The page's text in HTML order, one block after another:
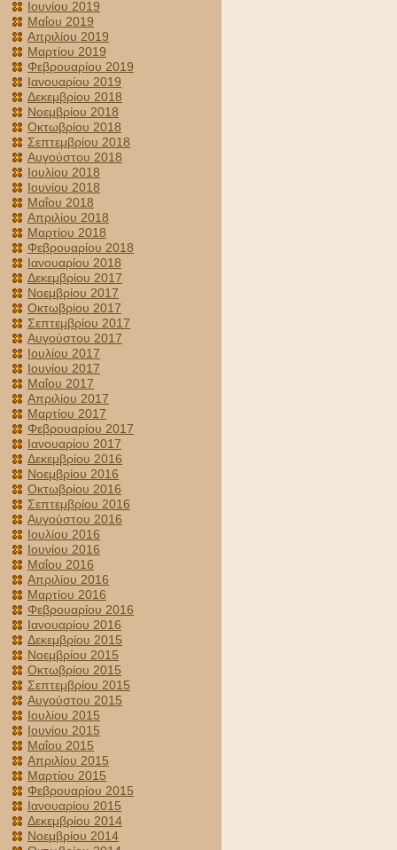
Ιουνίου 2019
Μαΐου 2019
Απριλίου 2019
Μαρτίου 2019
Φεβρουαρίου 2019
Ιανουαρίου 2019
Δεκεμβρίου 2018
Νοεμβρίου 2018
Οκτωβρίου 2018
Σεπτεμβρίου 2018
Αυγούστου 2018
Ιουλίου 2018
Ιουνίου 2018
Μαΐου 2018
Απριλίου 2018
Μαρτίου 2018
Φεβρουαρίου 2018
Ιανουαρίου 2018
Δεκεμβρίου 2017
Νοεμβρίου 2017
Οκτωβρίου 2017
Σεπτεμβρίου 2017
Αυγούστου 2017
Ιουλίου 2017
Ιουνίου 2017
Μαΐου 2017
Απριλίου 2017
Μαρτίου 2017
Φεβρουαρίου 2017
Ιανουαρίου 2017
Δεκεμβρίου 2016
Νοεμβρίου 2016
Οκτωβρίου 2016
Σεπτεμβρίου 2016
Αυγούστου 2016
Ιουλίου 2016
Ιουνίου 2016
Μαΐου 2016
Απριλίου 2016
Μαρτίου 2016
Φεβρουαρίου 2016
Ιανουαρίου 2016
Δεκεμβρίου 2015
Νοεμβρίου 2015
Οκτωβρίου 2015
Σεπτεμβρίου 2015
Αυγούστου 2015
Ιουλίου 2015
Ιουνίου 2015
Μαΐου 2015
Απριλίου 2015
Μαρτίου 2015
Φεβρουαρίου 2015
Ιανουαρίου 2015
Δεκεμβρίου 2014
Νοεμβρίου 2014